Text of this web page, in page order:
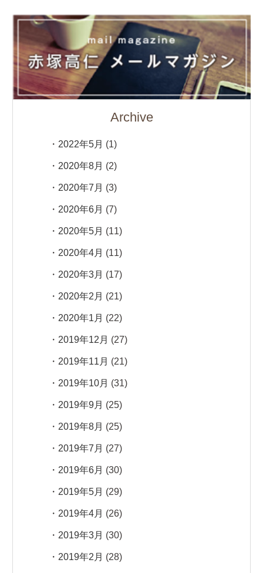
Archive
2022年5月 (1)
2020年8月 (2)
2020年7月 (3)
2020年6月 (7)
2020年5月 (11)
2020年4月 (11)
2020年3月 (17)
2020年2月 (21)
2020年1月 (22)
2019年12月 (27)
2019年11月 (21)
2019年10月 (31)
2019年9月 (25)
2019年8月 (25)
2019年7月 (27)
2019年6月 (30)
2019年5月 (29)
2019年4月 (26)
2019年3月 (30)
2019年2月 (28)